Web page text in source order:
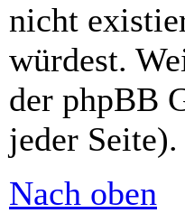
nicht
würdest.
der phpBB
jeder Seite).
Nach oben